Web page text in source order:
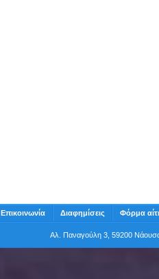
Επικοινωνία Διαφημίσεις Φόρμα
Αλ. Παναγούλη 3, 59200